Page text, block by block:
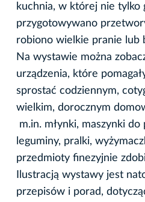
kuchnia, w której nie tylko
przygotowywano
robiono wielkie pranie lub
Na wystawie można
urządzenia, które
sprostać codziennym,
wielkim, dorocznym
m.in. młynki, maszynki
leguminy, pralki,
przedmioty finezyjnie
Ilustracją wystawy jest
przepisów i porad,